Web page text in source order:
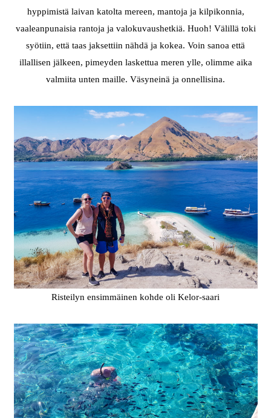
hyppimistä laivan katolta mereen, mantoja ja kilpikonnia,
vaaleanpunaisia rantoja ja valokuvaushetkiä. Huoh! Välillä toki
syötiin, että taas jaksettiin nähdä ja kokea. Voin sanoa että
illallisen jälkeen, pimeyden laskettua meren ylle, olimme aika
valmiita unten maille. Väsyneinä ja onnellisina.
Risteilyn ensimmäinen kohde oli Kelor-saari